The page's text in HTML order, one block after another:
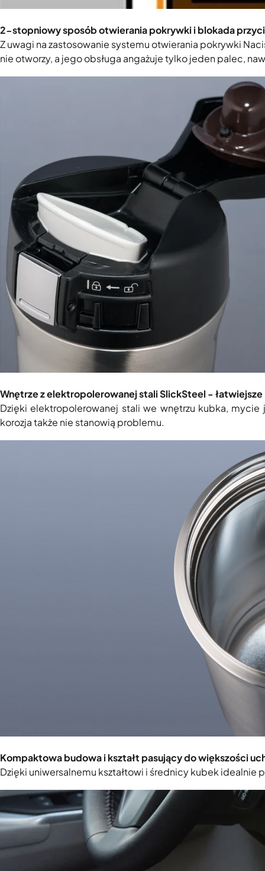
2-stopniowy sposób otwierania pokrywki i blokada
Z uwagi na zastosowanie systemu otwierania pokrywki
nie otworzy, a jego obsługa angażuje tylko jeden palec,
Wnętrze z elektropolerowanej stali SlickSteel -
Dzięki elektropolerowanej stali we wnętrzu kubka, mycie
korozja także nie stanowią problemu.
Kompaktowa budowa i kształt pasujący do większości
Dzięki uniwersalnemu kształtowi i średnicy kubek